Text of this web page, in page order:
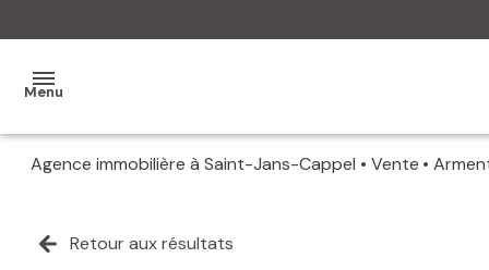
Menu
MES
Agence immobilière à Saint-Jans-Cappel Vente
Retour aux résultats